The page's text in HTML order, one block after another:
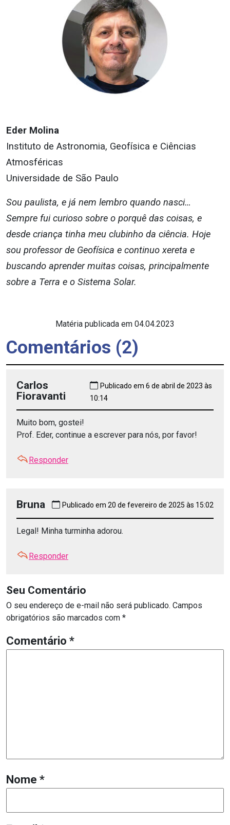
Eder Molina
Instituto de Astronomia, Geofísica e Ciências
Atmosféricas
Universidade de São Paulo
Sou paulista, e já nem lembro quando nasci…
Sempre fui curioso sobre o porquê das coisas, e
desde criança tinha meu clubinho da ciência. Hoje
sou professor de Geofísica e continuo xereta e
buscando aprender muitas coisas, principalmente
sobre a Terra e o Sistema Solar.
Matéria publicada em 04.04.2023
Comentários (2)
Carlos
Fioravanti
Publicado em 6 de abril de 2023 às
10:14
Muito bom, gostei!
Prof. Eder, continue a escrever para nós, por favor!
Responder
Bruna Publicado em 20 de fevereiro de 2025 às 15:02
Legal! Minha turminha adorou.
Responder
Seu Comentário
O seu endereço de e-mail não será publicado. Campos
obrigatórios são marcados com *
Comentário *
Nome *